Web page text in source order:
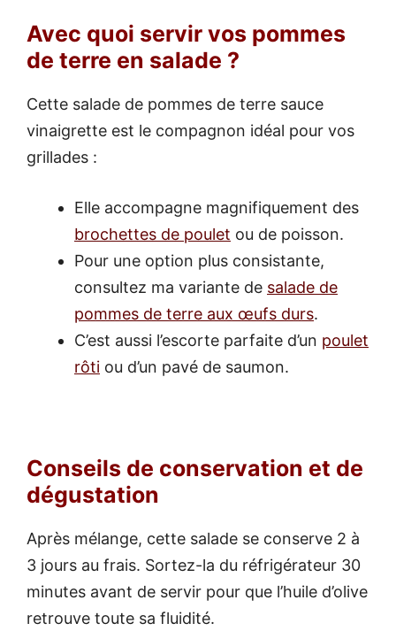
Avec quoi servir vos pommes
de terre en salade ?
Cette salade de pommes de terre sauce
vinaigrette est le compagnon idéal pour vos
grillades :
Elle accompagne magnifiquement des
brochettes de poulet ou de poisson.
Pour une option plus consistante,
consultez ma variante de salade de
pommes de terre aux œufs durs.
C’est aussi l’escorte parfaite d’un poulet
rôti ou d’un pavé de saumon.
Conseils de conservation et de
dégustation
Après mélange, cette salade se conserve 2 à
3 jours au frais. Sortez-la du réfrigérateur 30
minutes avant de servir pour que l’huile d’olive
retrouve toute sa fluidité.